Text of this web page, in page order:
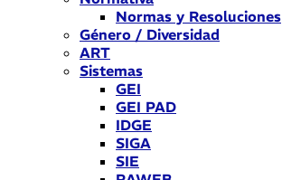
Normas y Resoluciones
Género / Diversidad
ART
Sistemas
GEI
GEI PAD
IDGE
SIGA
SIE